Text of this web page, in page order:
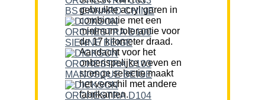
gebruikte acryl garen in
combinatie met een
minimum tolerantie voor
de 17 kilometer draad.
Aandacht voor het
onberispelijke weven en
strenge selectie maakt
het verschil met andere
fabrikanten.